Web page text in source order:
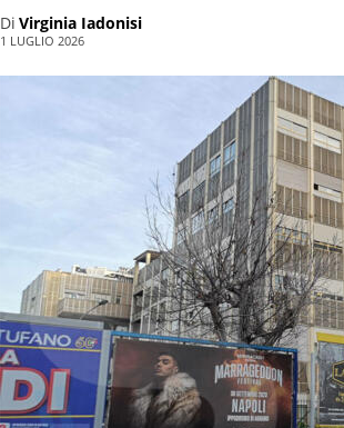
Di Virginia Iadonisi
1 LUGLIO 2026